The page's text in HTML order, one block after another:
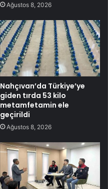
Ağustos 8, 2026
Nahçıvan’da Türkiye’ye
giden tırda 53 kilo
metamfetamin ele
geçirildi
Ağustos 8, 2026